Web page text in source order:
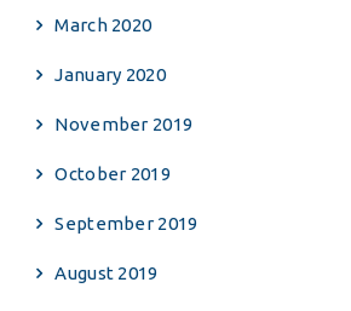
March 2020
January 2020
November 2019
October 2019
September 2019
August 2019